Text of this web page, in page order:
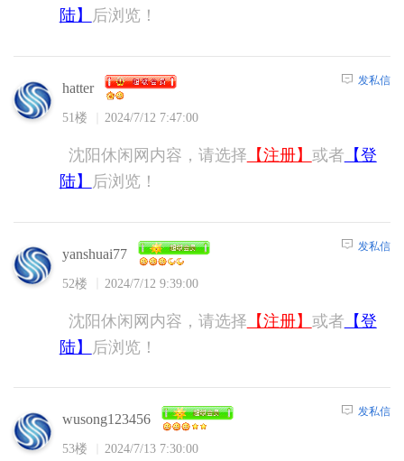
陆】
后浏览！
hatter
51楼 2024/7/12 7:47:00
发私信
沈阳休闲网内容，请选择 【注册】 或者 【登
陆】
后浏览！
yanshuai77
52楼 2024/7/12 9:39:00
发私信
沈阳休闲网内容，请选择 【注册】 或者 【登
陆】
后浏览！
wusong123456
53楼 2024/7/13 7:30:00
发私信